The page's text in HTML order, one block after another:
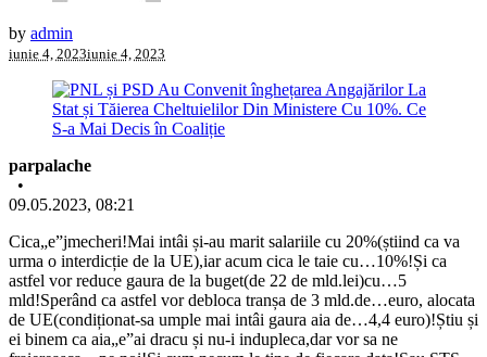
by admin
iunie 4, 2023iunie 4, 2023
parpalache
•
09.05.2023, 08:21
Cica„e”jmecheri!Mai intâi și-au marit salariile cu 20%(știind ca va
urma o interdicție de la UE),iar acum cica le taie cu…10%!Și ca
astfel vor reduce gaura de la buget(de 22 de mld.lei)cu…5
mld!Sperând ca astfel vor debloca tranșa de 3 mld.de…euro, alocata
de UE(condiționat-sa umple mai intâi gaura aia de…4,4 euro)!Știu și
ei binem ca aia„e”ai dracu și nu-i indupleca,dar vor sa ne